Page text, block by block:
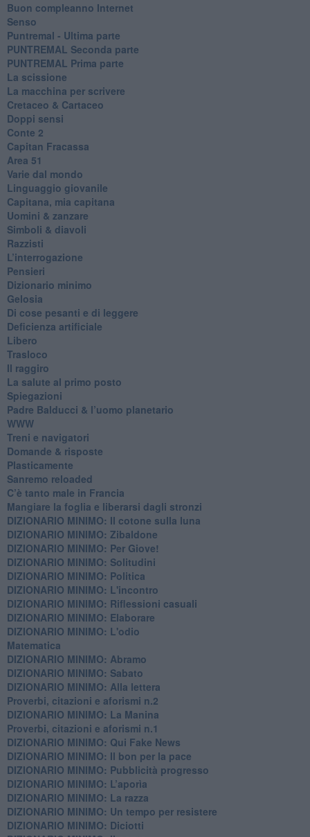
​Buon compleanno Internet
Senso
Puntremal - Ultima parte
PUNTREMAL Seconda parte
​PUNTREMAL Prima parte
La scissione
La macchina per scrivere
Cretaceo & Cartaceo
Doppi sensi
​Conte 2
​Capitan Fracassa
​Area 51
Varie dal mondo
​Linguaggio giovanile
​Capitana, mia capitana
Uomini & zanzare
​Simboli & diavoli
Razzisti
​L’interrogazione
Pensieri
​Dizionario minimo
Gelosia
Di cose pesanti e di leggere
​Deficienza artificiale
Libero
Trasloco
Il raggiro
​La salute al primo posto
Spiegazioni
Padre Balducci & l’uomo planetario
WWW
​Treni e navigatori
​Domande & risposte
​Plasticamente
Sanremo reloaded
C’è tanto male in Francia
​Mangiare la foglia e liberarsi dagli stronzi
DIZIONARIO MINIMO: Il cotone sulla luna
DIZIONARIO MINIMO: Zibaldone
DIZIONARIO MINIMO: Per Giove!
DIZIONARIO MINIMO: Solitudini
DIZIONARIO MINIMO: Politica
DIZIONARIO MINIMO: L'incontro
DIZIONARIO MINIMO: Riflessioni casuali
DIZIONARIO MINIMO: Elaborare
DIZIONARIO MINIMO: L'odio
​Matematica
DIZIONARIO MINIMO: Abramo
DIZIONARIO MINIMO: Sabato
​DIZIONARIO MINIMO: Alla lettera
Proverbi, citazioni e aforismi n.2
DIZIONARIO MINIMO: La Manina
​Proverbi, citazioni e aforismi n.1
DIZIONARIO MINIMO: Qui Fake News
DIZIONARIO MINIMO: ​Il bon per la pace
DIZIONARIO MINIMO: Pubblicità progresso
DIZIONARIO MINIMO: L’aporìa
DIZIONARIO MINIMO: La razza
DIZIONARIO MINIMO: Un tempo per resistere
DIZIONARIO MINIMO: Diciotti